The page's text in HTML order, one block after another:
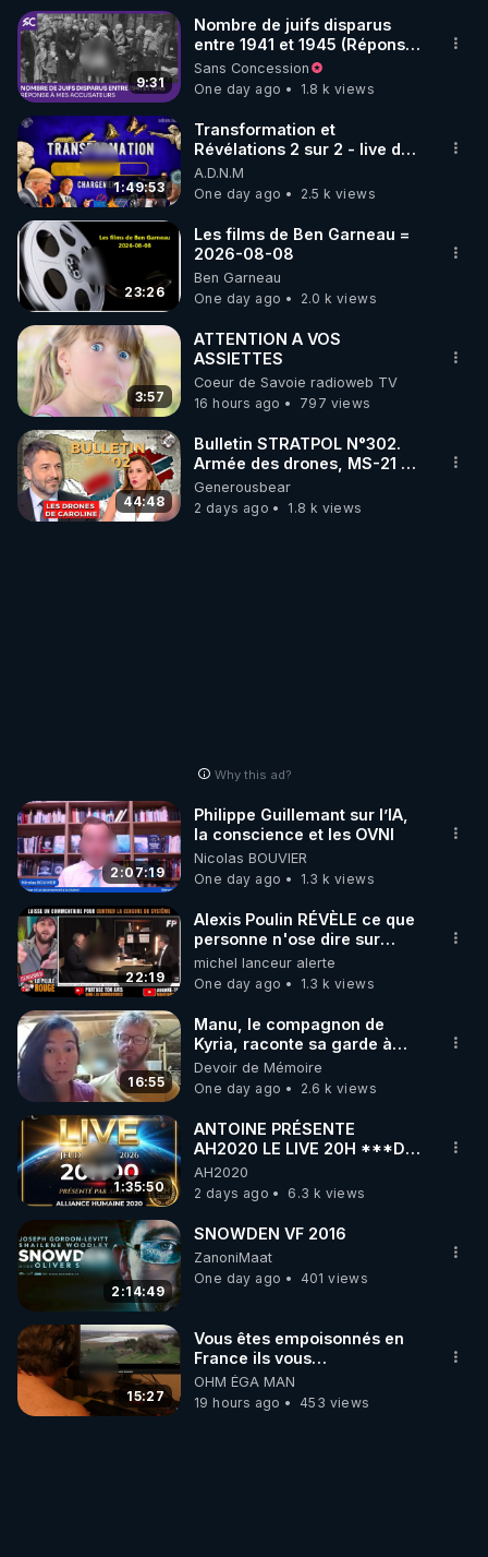
9:31
Nombre de juifs disparus
entre 1941 et 1945 (Réponse
à mes accusateurs)
Sans Concession
One day ago
1.8 k views
1:49:53
Transformation et
Révélations 2 sur 2 - live du
07/08/26
A.D.N.M
One day ago
2.5 k views
23:26
Les films de Ben Garneau =
2026-08-08
Ben Garneau
One day ago
2.0 k views
3:57
ATTENTION A VOS
ASSIETTES
Coeur de Savoie radioweb TV
16 hours ago
797 views
44:48
Bulletin STRATPOL N°302.
Armée des drones, MS-21 en
série, missiles coréens.
07.08.2026.
Generousbear
2 days ago
1.8 k views
Why this ad?
2:07:19
Philippe Guillemant sur l’IA,
la conscience et les OVNI
Nicolas BOUVIER
One day ago
1.3 k views
22:19
Alexis Poulin RÉVÈLE ce que
personne n'ose dire sur
l'Union européenne (C'est
explosif)
michel lanceur alerte
One day ago
1.3 k views
16:55
Manu, le compagnon de
Kyria, raconte sa garde à
vue musclée. PARTAGEZ!
Devoir de Mémoire
One day ago
2.6 k views
1:35:50
ANTOINE PRÉSENTE
AH2020 LE LIVE 20H ***DU
06/08/2026***
AH2020
2 days ago
6.3 k views
2:14:49
SNOWDEN VF 2016
ZanoniMaat
One day ago
401 views
15:27
Vous êtes empoisonnés en
France ils vous
empoisonnent tranquille
OHM ÉGA MAN
19 hours ago
453 views